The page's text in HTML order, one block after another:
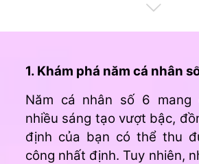
1. Khám phá năm cá nhân
Năm cá nhân số 6 mang
nhiều sáng tạo vượt bậc,
định của bạn có thể thu
công nhất định. Tuy nhiên,